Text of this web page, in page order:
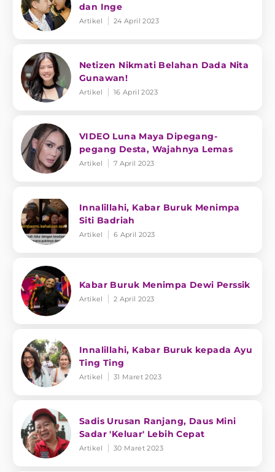
dan Inge
Artikel 24 April 2023
Netizen Nikmati Belahan Dada Nita
Gunawan!
Artikel 16 April 2023
VIDEO Luna Maya Dipegang-
pegang Desta, Wajahnya Lemas
Artikel 7 April 2023
Innalillahi, Kabar Buruk Menimpa
Siti Badriah
Artikel 6 April 2023
Kabar Buruk Menimpa Dewi Perssik
Artikel 2 April 2023
Innalillahi, Kabar Buruk kepada Ayu
Ting Ting
Artikel 31 Maret 2023
Sadis Urusan Ranjang, Daus Mini
Sadar 'Keluar' Lebih Cepat
Artikel 30 Maret 2023